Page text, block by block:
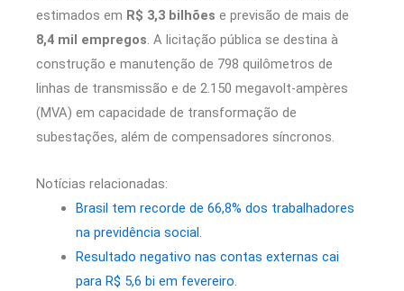
estimados em R$ 3,3 bilhões e previsão de mais de
8,4 mil empregos. A licitação pública se destina à
construção e manutenção de 798 quilômetros de
linhas de transmissão e de 2.150 megavolt-ampères
(MVA) em capacidade de transformação de
subestações, além de compensadores síncronos.
Notícias relacionadas:
Brasil tem recorde de 66,8% dos trabalhadores
na previdência social.
Resultado negativo nas contas externas cai
para R$ 5,6 bi em fevereiro.